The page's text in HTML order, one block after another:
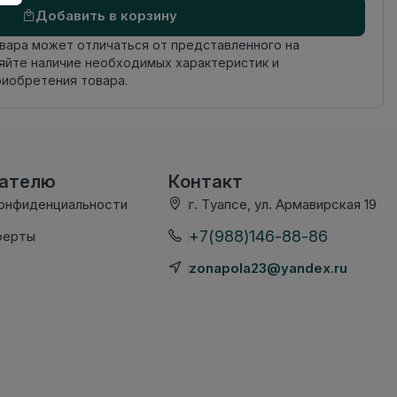
Добавить в корзину
может отличаться от представленного на
наличие необходимых характеристик и
товара.
Контакт
г. Туапсе, ул. Армавирская 19
+7(988)146-88-86
zonapola23@yandex.ru